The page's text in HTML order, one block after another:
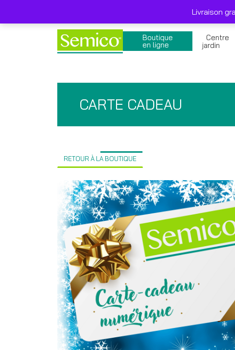
Livraison gratuite 249$ et + avant taxes , produits
Boutique
en ligne
Centre
jardin
CARTE CADEAU
RETOUR À LA BOUTIQUE
Livraison